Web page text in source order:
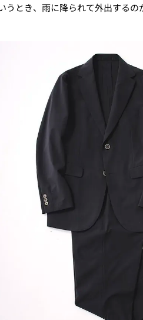
うとき、雨に降られて外出する